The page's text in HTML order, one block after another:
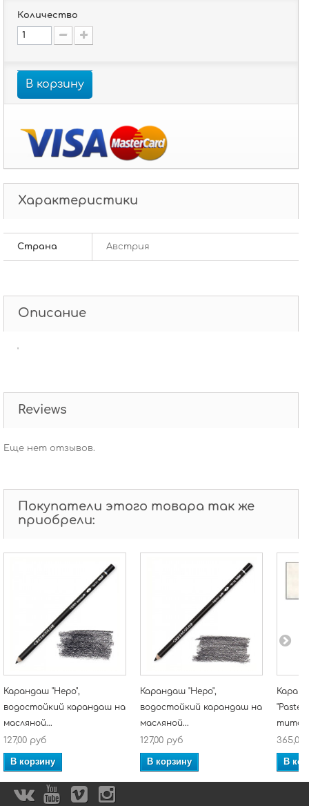
Количество
В корзину
Характеристики
Страна Австрия
Описание
'
Reviews
Еще нет отзывов.
Покупатели этого товара так же
приобрели:
Карандаш "Неро",
водостойкий карандаш на
масляной...
127,00 руб
В корзину
Карандаш "Неро",
водостойкий карандаш на
масляной...
127,00 руб
В корзину
"Pastel
365,00
В